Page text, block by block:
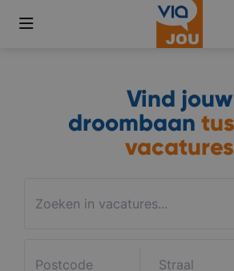
Vind jouw
droombaan
vacatures